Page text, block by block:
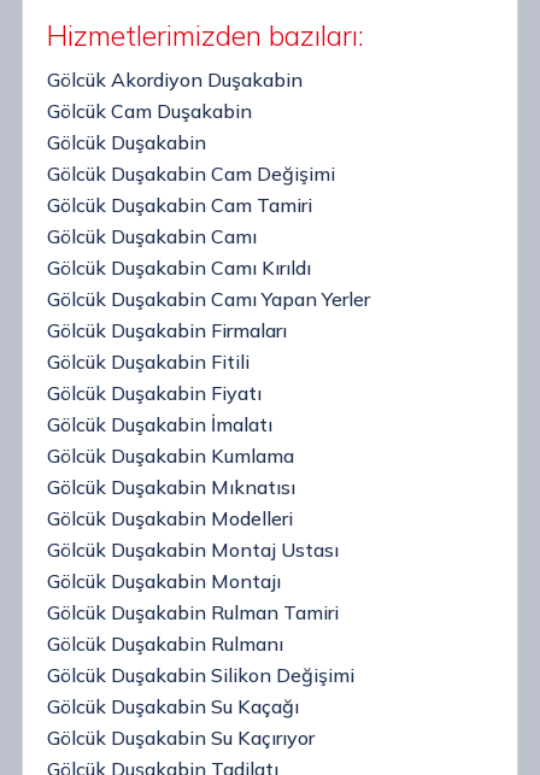
Hizmetlerimizden bazıları:
Gölcük Akordiyon Duşakabin
Gölcük Cam Duşakabin
Gölcük Duşakabin
Gölcük Duşakabin Cam Değişimi
Gölcük Duşakabin Cam Tamiri
Gölcük Duşakabin Camı
Gölcük Duşakabin Camı Kırıldı
Gölcük Duşakabin Camı Yapan Yerler
Gölcük Duşakabin Firmaları
Gölcük Duşakabin Fitili
Gölcük Duşakabin Fiyatı
Gölcük Duşakabin İmalatı
Gölcük Duşakabin Kumlama
Gölcük Duşakabin Mıknatısı
Gölcük Duşakabin Modelleri
Gölcük Duşakabin Montaj Ustası
Gölcük Duşakabin Montajı
Gölcük Duşakabin Rulman Tamiri
Gölcük Duşakabin Rulmanı
Gölcük Duşakabin Silikon Değişimi
Gölcük Duşakabin Su Kaçağı
Gölcük Duşakabin Su Kaçırıyor
Gölcük Duşakabin Tadilatı